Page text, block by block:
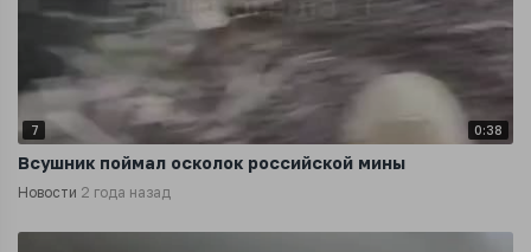
7 0:38
Всушник поймал осколок российской мины
Новости 2 года назад